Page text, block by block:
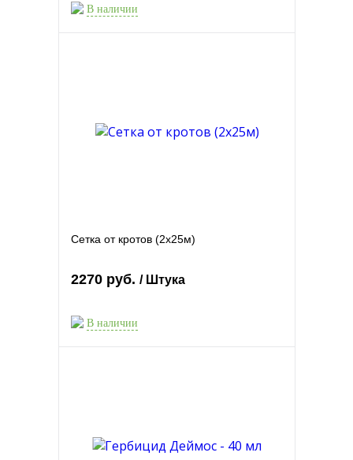
В наличии
Сетка от кротов (2х25м)
2270 руб. / Штука
В наличии